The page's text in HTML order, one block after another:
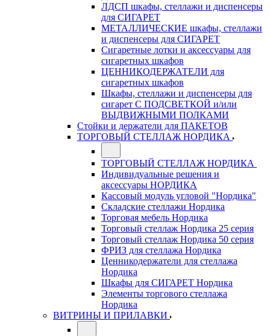
ЛДСП шкафы, стеллажи и диспенсеры
для СИГАРЕТ
МЕТАЛЛИЧЕСКИЕ шкафы, стеллажи
и диспенсеры для СИГАРЕТ
Сигаретные лотки и аксессуары для
сигаретных шкафов
ЦЕННИКОДЕРЖАТЕЛИ для
сигаретных шкафов
Шкафы, стеллажи и диспенсеры для
сигарет С ПОДСВЕТКОЙ и/или
ВЫДВИЖНЫМИ ПОЛКАМИ
Стойки и держатели для ПАКЕТОВ
ТОРГОВЫЙ СТЕЛЛАЖ НОРДИКА
ТОРГОВЫЙ СТЕЛЛАЖ НОРДИКА
Индивидуальные решения и
аксессуары НОРДИКА
Кассовый модуль угловой "Нордика"
Складские стеллажи Нордика
Торговая мебель Нордика
Торговый стеллаж Нордика 25 серия
Торговый стеллаж Нордика 50 серия
ФРИЗ для стеллажа Нордика
Ценникодержатели для стеллажа
Нордика
Шкафы для СИГАРЕТ Нордика
Элементы торгового стеллажа
Нордика
ВИТРИНЫ И ПРИЛАВКИ